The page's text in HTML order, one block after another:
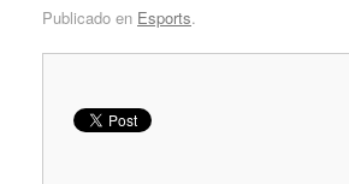
Publicado en Esports.